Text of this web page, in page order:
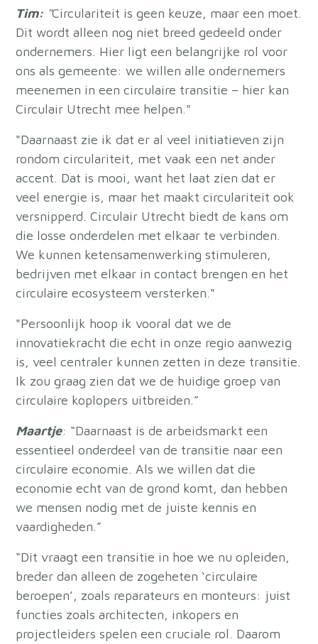
Tim: "Circulariteit is geen keuze, maar een moet.
Dit wordt alleen nog niet breed gedeeld onder
ondernemers. Hier ligt een belangrijke rol voor
ons als gemeente: we willen alle ondernemers
meenemen in een circulaire transitie – hier kan
Circulair Utrecht mee helpen."
"Daarnaast zie ik dat er al veel initiatieven zijn
rondom circulariteit, met vaak een net ander
accent. Dat is mooi, want het laat zien dat er
veel energie is, maar het maakt circulariteit ook
versnipperd. Circulair Utrecht biedt de kans om
die losse onderdelen met elkaar te verbinden.
We kunnen ketensamenwerking stimuleren,
bedrijven met elkaar in contact brengen en het
circulaire ecosysteem versterken."
"Persoonlijk hoop ik vooral dat we de
innovatiekracht die echt in onze regio aanwezig
is, veel centraler kunnen zetten in deze transitie.
Ik zou graag zien dat we de huidige groep van
circulaire koplopers uitbreiden.”
Maartje: “Daarnaast is de arbeidsmarkt een
essentieel onderdeel van de transitie naar een
circulaire economie. Als we willen dat die
economie echt van de grond komt, dan hebben
we mensen nodig met de juiste kennis en
vaardigheden.”
“Dit vraagt een transitie in hoe we nu opleiden,
breder dan alleen de zogeheten ‘circulaire
beroepen’, zoals reparateurs en monteurs: juist
functies zoals architecten, inkopers en
projectleiders spelen een cruciale rol. Daarom